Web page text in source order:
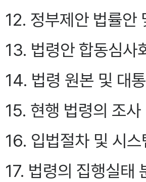
12. 정부제안 법률안
13. 법령안 합동심사
14. 법령 원본 및 대
15. 현행 법령의 조
16. 입법절차 및 시스
17. 법령의 집행실태